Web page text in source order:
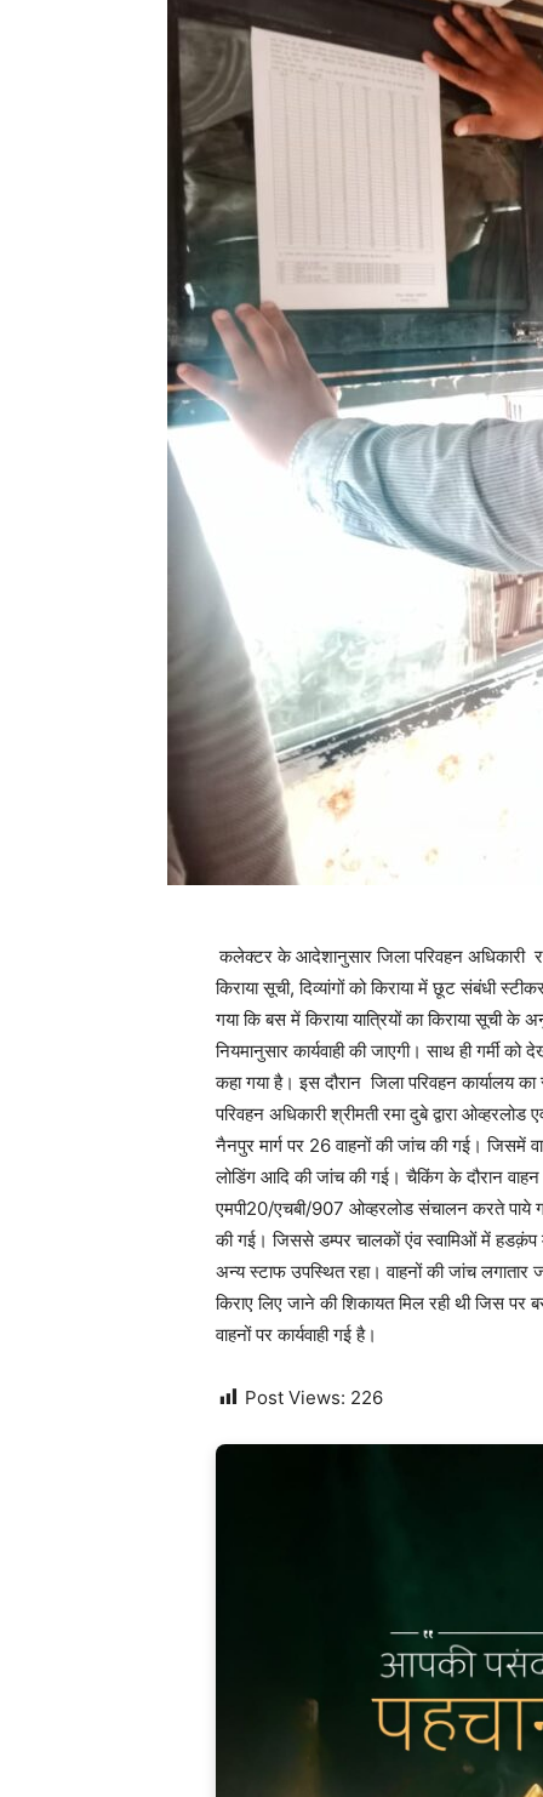
कलेक्टर के आदेशानुसार जिला परिवहन अधिकारी
किराया सूची, दिव्यांगों को किराया में छूट संबंधी
गया कि बस में किराया यात्रियों का किराया सूची के
नियमानुसार कार्यवाही की जाएगी। साथ ही गर्मी
कहा गया है। इस दौरान जिला परिवहन कार्यालय
परिवहन अधिकारी श्रीमती रमा दुबे द्वारा
नैनपुर मार्ग पर 26 वाहनों की जांच की गई। जिसमें
लोडिंग आदि की जांच की गई। चैकिंग के दौरान
एमपी20/एचबी/907 ओव्हरलोड संचालन करते पाये
की गई। जिससे डम्पर चालकों एंव स्वामिओं में हडक़ंप
अन्य स्टाफ उपस्थित रहा। वाहनों की जांच
किराए लिए जाने की शिकायत मिल रही थी जिस पर
वाहनों पर कार्यवाही गई है।
Post Views: 226